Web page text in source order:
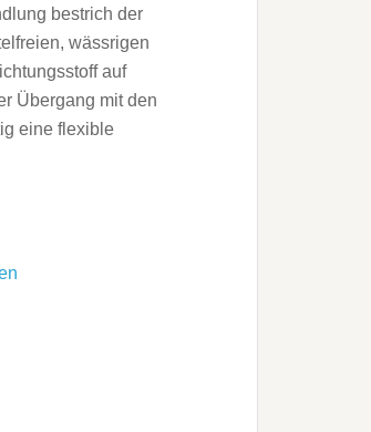
bestrich der
wässrigen
auf
Übergang mit den
eine flexible